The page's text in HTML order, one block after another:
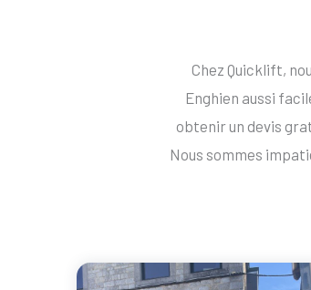
Chez Quicklift,
Enghien aussi
obtenir un devis
Nous sommes